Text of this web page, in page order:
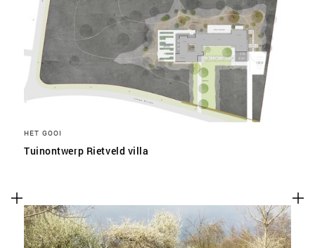
HET GOOI
Tuinontwerp Rietveld villa